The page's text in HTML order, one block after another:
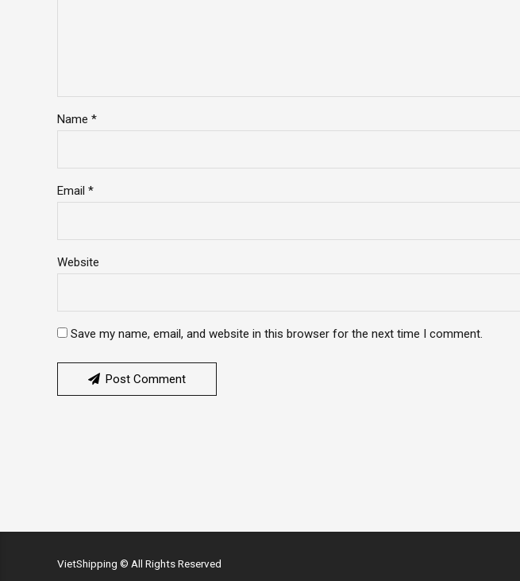
Name *
Email *
Website
Save my name, email, and website in this browser for the next time I comment.
Post Comment
VietShipping © All Rights Reserved